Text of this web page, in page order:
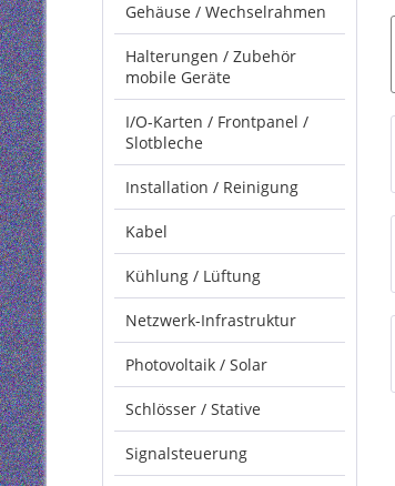
Gehäuse / Wechselrahmen
Halterungen / Zubehör
mobile Geräte
I/O-Karten / Frontpanel /
Slotbleche
Installation / Reinigung
Kabel
Kühlung / Lüftung
Netzwerk-Infrastruktur
Photovoltaik / Solar
Schlösser / Stative
Signalsteuerung